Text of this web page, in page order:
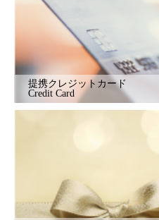
提携クレジットカード
Credit Card